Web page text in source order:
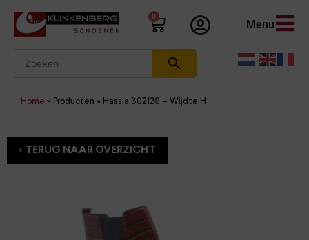
0
Menu
Home » Producten » Hassia 302126 – Wijdte H